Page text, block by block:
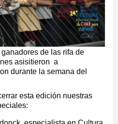
de las rifa de
asisitieron a
durante la semana del
esta edición nuestras